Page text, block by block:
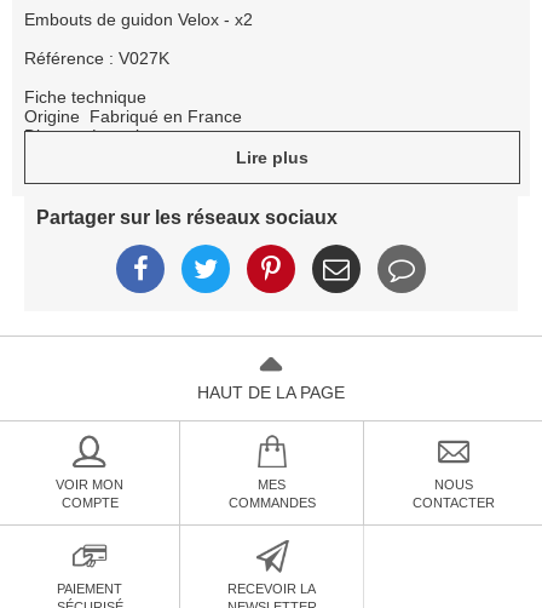
Embouts de guidon Velox - x2
Référence : V027K
Fiche technique
Origine Fabriqué en France
Divers
La paire
Lire plus
Partager sur les réseaux sociaux
HAUT DE LA PAGE
VOIR MON
COMPTE
MES
COMMANDES
NOUS
CONTACTER
PAIEMENT
RECEVOIR LA